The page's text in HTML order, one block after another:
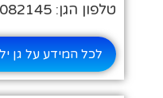
טלפון הגן: 03-5082145
לכל המידע על גן